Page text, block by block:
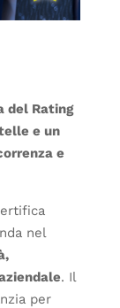
del Rating
e un
e
nel
. Il
per